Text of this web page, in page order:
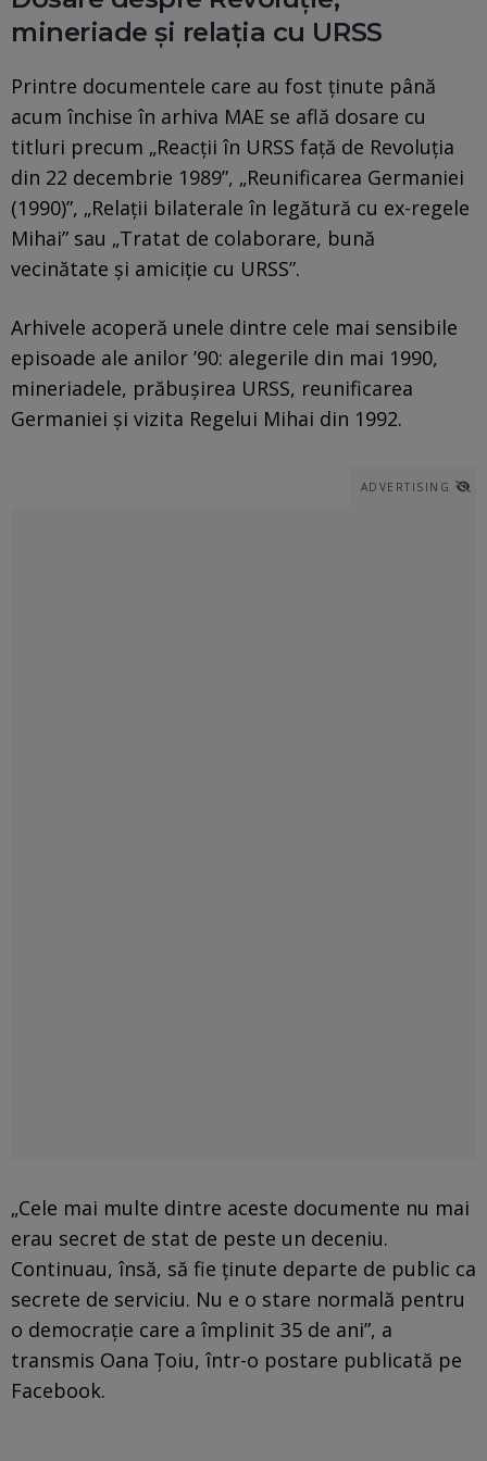
mineriade și relația cu URSS
Printre documentele care au fost ținute până
acum închise în arhiva MAE se află dosare cu
titluri precum „Reacții în URSS față de Revoluția
din 22 decembrie 1989”, „Reunificarea Germaniei
(1990)”, „Relații bilaterale în legătură cu ex-regele
Mihai” sau „Tratat de colaborare, bună
vecinătate și amiciție cu URSS”.
Arhivele acoperă unele dintre cele mai sensibile
episoade ale anilor ’90: alegerile din mai 1990,
mineriadele, prăbușirea URSS, reunificarea
Germaniei și vizita Regelui Mihai din 1992.
ADVERTISING
„Cele mai multe dintre aceste documente nu mai
erau secret de stat de peste un deceniu.
Continuau, însă, să fie ținute departe de public ca
secrete de serviciu. Nu e o stare normală pentru
o democrație care a împlinit 35 de ani”, a
transmis Oana Țoiu, într-o postare publicată pe
Facebook.